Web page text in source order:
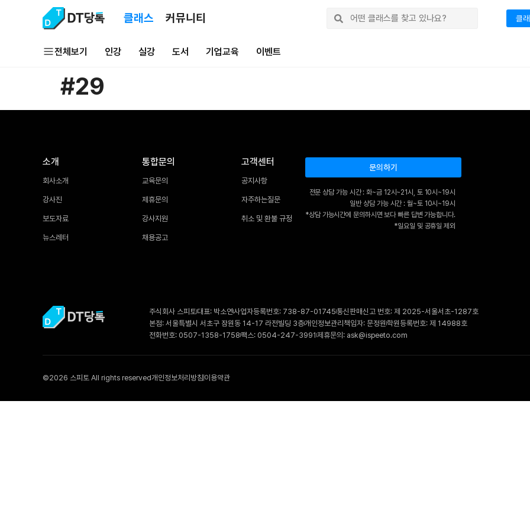
클래스 커뮤니티 클
전체보기 인강 실강 도서 기업교육 이벤트
#29
소개
회사소개
강사진
보도자료
뉴스레터
통합문의
교육문의
제휴문의
강사지원
채용공고
고객센터
공지사항
자주하는질문
취소 및 환불 규정
문의하기
전문 상담 가능 시간 : 화~금 12시~21시, 토 10시~19시
일반 상담 가능 시간 : 월~토 10시~19시
*상담 가능시간에 문의하시면 보다 빠른 답변 가능합니다.
*일요일 및 공휴일 제외
주식회사 스피토대표: 박소연사업자등록번호: 738-87-01745 통신판매신고 번호: 제 2025-서울서초-1287호
본점: 서울특별시 서초구 잠원동 14-17 라전빌딩 3층개인정보관리책임자: 문정원 학원등록번호: 제 14988호
전화번호: 0507-1358-1758팩스: 0504-247-3991 제휴문의: ask@ispeeto.com
©2026 스피토 All rights reserved개인정보처리방침 이용약관